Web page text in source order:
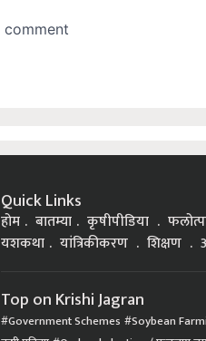
होम बातम्या
यशकथा
यांत्रिकीकरण शिक्षण
Government Schemes Soybean
कृषी प्रक्रिया Orchard planting / फळबाग